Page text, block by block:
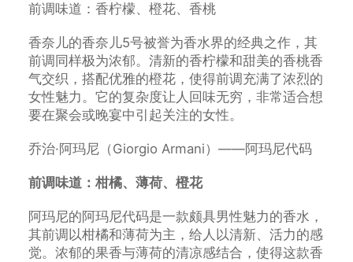
前调味道：香柠檬、橙花、香桃
香奈儿的香奈儿5号被誉为香水界的经典之作，其
前调同样极为浓郁。清新的香柠檬和甜美的香桃香
气交织，搭配优雅的橙花，使得前调充满了浓烈的
女性魅力。它的复杂度让人回味无穷，非常适合想
要在聚会或晚宴中引起关注的女性。
乔治·阿玛尼（Giorgio Armani）——阿玛尼代码
前调味道：柑橘、薄荷、橙花
阿玛尼的阿玛尼代码是一款颇具男性魅力的香水，
其前调以柑橘和薄荷为主，给人以清新、活力的感
觉。浓郁的果香与薄荷的清凉感结合，使得这款香